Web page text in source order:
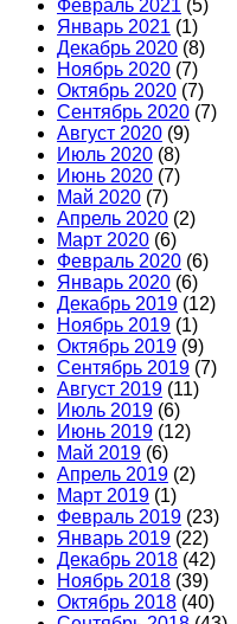
Февраль 2021 (5)
Январь 2021 (1)
Декабрь 2020 (8)
Ноябрь 2020 (7)
Октябрь 2020 (7)
Сентябрь 2020 (7)
Август 2020 (9)
Июль 2020 (8)
Июнь 2020 (7)
Май 2020 (7)
Апрель 2020 (2)
Март 2020 (6)
Февраль 2020 (6)
Январь 2020 (6)
Декабрь 2019 (12)
Ноябрь 2019 (1)
Октябрь 2019 (9)
Сентябрь 2019 (7)
Август 2019 (11)
Июль 2019 (6)
Июнь 2019 (12)
Май 2019 (6)
Апрель 2019 (2)
Март 2019 (1)
Февраль 2019 (23)
Январь 2019 (22)
Декабрь 2018 (42)
Ноябрь 2018 (39)
Октябрь 2018 (40)